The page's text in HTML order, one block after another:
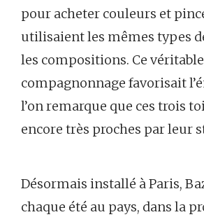
pour acheter couleurs et
utilisaient les mêmes types
les compositions. Ce véritable
compagnonnage favorisait
l’on remarque que ces trois
encore très proches par leur
Désormais installé à Paris,
chaque été au pays, dans la